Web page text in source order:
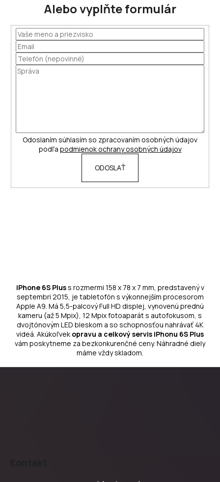
Alebo vyplňte formulár
Odoslaním súhlasím so zpracovaním osobných údajov
podľa podmienok ochrany osobných údajov
iPhone 6S Pluss rozmermi 158 x 78 x 7 mm, predstavený v
septembri 2015, je tabletofón s výkonnejším procesorom
Apple A9. Má 5,5-palcový Full HD displej, vynovenú prednú
kameru (až 5 Mpix), 12 Mpix fotoaparát s autofokusom, s
dvojtónovým LED bleskom a so schopnosťou nahrávať 4K
videá. Akúkoľvek opravu a celkový servis iPhonu 6S Plus
vám poskytneme za bezkonkurenčné ceny. Náhradné diely
máme vždy skladom.